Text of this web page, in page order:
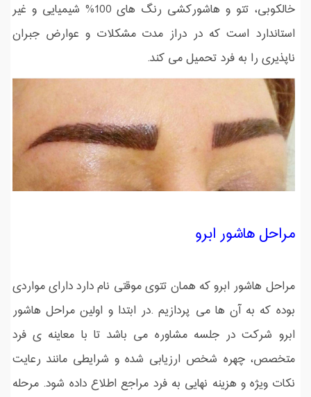
خالکوبی، تتو و هاشورکشی رنگ های 100% شیمیایی و غیر
استاندارد است که در دراز مدت مشکلات و عوارض جبران
ناپذیری را به فرد تحمیل می کند.
مراحل هاشور ابرو
مراحل هاشور ابرو که همان تتوی موقتی نام دارد دارای مواردی
بوده که به آن ها می پردازیم .در ابتدا و اولین مراحل هاشور
ابرو شرکت در جلسه مشاوره می باشد تا با معاینه ی فرد
متخصص، چهره شخص ارزیابی شده و شرایطی مانند رعایت
نکات ویژه و هزینه نهایی به فرد مراجع اطلاع داده شود. مرحله